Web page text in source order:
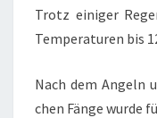
Trotz eini­ger
Tem­pe­ra­tu­ren bis
Nach dem Angeln
chen Fän­ge wur­de